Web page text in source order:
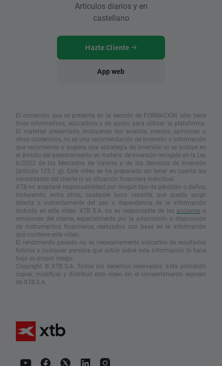
Artículos diarios y en
castellano
Hazte Cliente
App web
El contenido que se presenta en la sección de FORMACIÓN sólo tiene
fines informativos, educativos y de apoyo para utilizar la plataforma.
El material presentado, incluyendo los análisis, precios, opiniones u
otros contenidos, no es una recomendación de inversión o información
que recomiende o sugiera una estrategia de inversión ni se incluye en
el ámbito del asesoramiento en materia de inversión recogido en la Ley
6/2023 de los Mercados de Valores y de los Servicios de Inversión
(artículo 125.1 g). Este vídeo se ha preparado sin tener en cuenta las
necesidades del cliente ni su situación financiera individual.
XTB no aceptará responsabilidad por ningún tipo de pérdidas o daños,
incluyendo, entre otros, cualquier lucro cesante, que pueda surgir
directa o indirectamente del uso o dependencia de la información
incluida en este vídeo. XTB S.A. no es responsable de las acciones u
omisiones del cliente, especialmente por la adquisición o disposición
de instrumentos financieros, realizados con base en la información
que contiene este vídeo.
El rendimiento pasado no es necesariamente indicativo de resultados
futuros y cualquier persona que actúe sobre esta información lo hace
bajo su propio riesgo.
Copyright © XTB S.A. Todos los derechos reservados. Está prohibido
copiar, modificar y distribuir este vídeo sin el consentimiento expreso
de XTB S.A.